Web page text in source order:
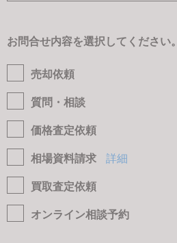
お問合せ内容を選択してください。
売却依頼
質問・相談
価格査定依頼
相場資料請求 詳細
買取査定依頼
オンライン相談予約